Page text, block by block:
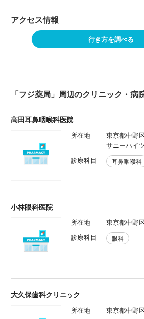
アクセス情報
行き方を調べる
「フジ薬局」周辺のクリニック・病
高田耳鼻咽喉科医院
所在地
東京都中野
サニーハイ
診療科目
耳鼻咽喉科
小林眼科医院
所在地
東京都中野
診療科目
眼科
大久保歯科クリニック
所在地
東京都中野